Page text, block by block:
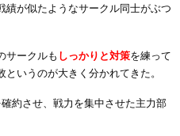
績が似たようなサークル同士がぶつ
サークルも しっかりと対策を練って
いうのが大きく分かれてきた。
約させ、戦力を集中させた主力部